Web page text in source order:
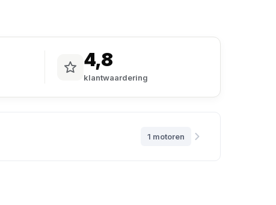
4,8
klantwaardering
1 motoren